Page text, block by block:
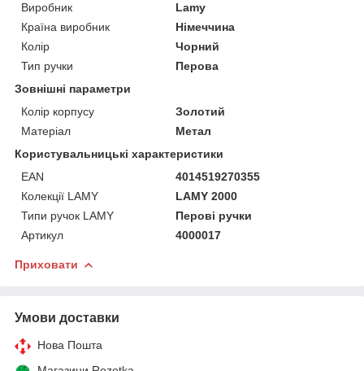
Виробник
Lamy
Країна виробник
Німеччина
Колір
Чорний
Тип ручки
Перова
Зовнішні параметри
Колір корпусу
Золотий
Матеріал
Метал
Користувальницькі характеристики
EAN
4014519270355
Колекції LAMY
LAMY 2000
Типи ручок LAMY
Перові ручки
Артикул
4000017
Приховати
Умови доставки
Нова Пошта